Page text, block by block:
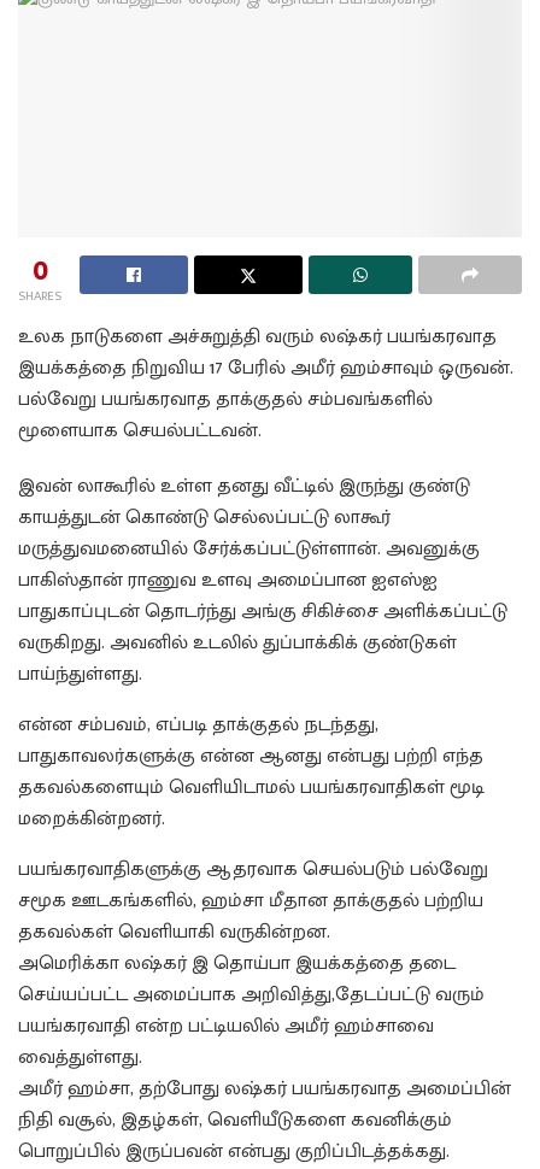
0
SHARES
உலக நாடுகளை அச்சுறுத்தி வரும் லஷ்கர் பயங்கரவாத
இயக்கத்தை நிறுவிய 17 பேரில் அமீர் ஹம்சாவும் ஒருவன்.
பல்வேறு பயங்கரவாத தாக்குதல் சம்பவங்களில்
மூளையாக செயல்பட்டவன்.
இவன் லாகூரில் உள்ள தனது வீட்டில் இருந்து குண்டு
காயத்துடன் கொண்டு செல்லப்பட்டு லாகூர்
மருத்துவமனையில் சேர்க்கப்பட்டுள்ளான். அவனுக்கு
பாகிஸ்தான் ராணுவ உளவு அமைப்பான ஐஎஸ்ஐ
பாதுகாப்புடன் தொடர்ந்து அங்கு சிகிச்சை அளிக்கப்பட்டு
வருகிறது. அவனில் உடலில் துப்பாக்கிக் குண்டுகள்
பாய்ந்துள்ளது.
என்ன சம்பவம், எப்படி தாக்குதல் நடந்தது,
பாதுகாவலர்களுக்கு என்ன ஆனது என்பது பற்றி எந்த
தகவல்களையும் வெளியிடாமல் பயங்கரவாதிகள் மூடி
மறைக்கின்றனர்.
பயங்கரவாதிகளுக்கு ஆதரவாக செயல்படும் பல்வேறு
சமூக ஊடகங்களில், ஹம்சா மீதான தாக்குதல் பற்றிய
தகவல்கள் வெளியாகி வருகின்றன.
அமெரிக்கா லஷ்கர் இ தொய்பா இயக்கத்தை தடை
செய்யப்பட்ட அமைப்பாக அறிவித்து,தேடப்பட்டு வரும்
பயங்கரவாதி என்ற பட்டியலில் அமீர் ஹம்சாவை
வைத்துள்ளது.
அமீர் ஹம்சா, தற்போது லஷ்கர் பயங்கரவாத அமைப்பின்
நிதி வசூல், இதழ்கள், வெளியீடுகளை கவனிக்கும்
பொறுப்பில் இருப்பவன் என்பது குறிப்பிடத்தக்கது.